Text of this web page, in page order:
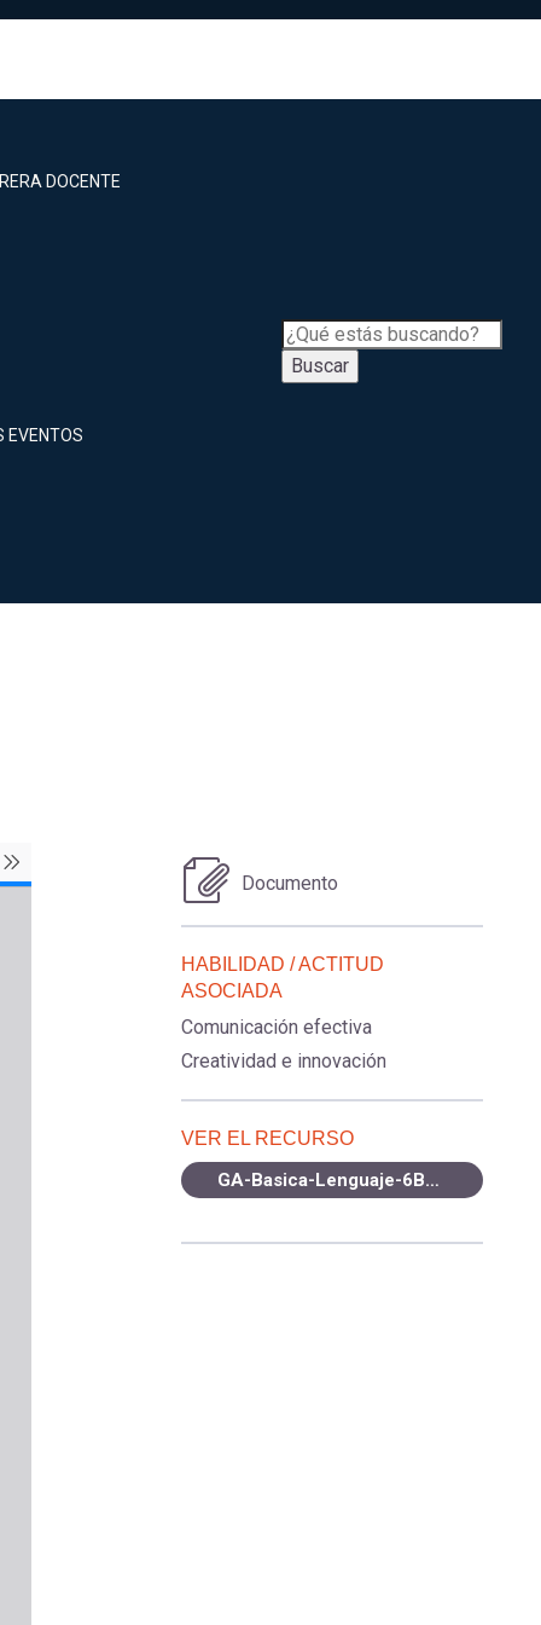
DOCENTE
EVENTOS
Buscar
Documento
HABILIDAD / ACTITUD
ASOCIADA
Comunicación efectiva
Creatividad e innovación
VER EL RECURSO
GA-Basica-Lenguaje-6B-OA15-2021.pdf